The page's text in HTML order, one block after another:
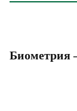
Биометрия